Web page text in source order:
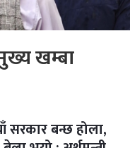
खम्बा
सरकार बन्छ होला,